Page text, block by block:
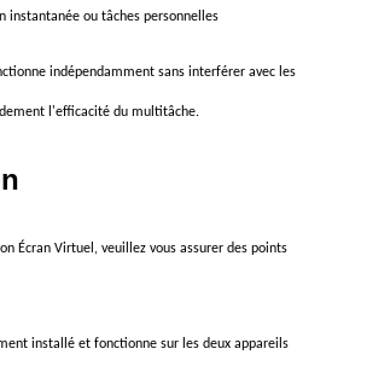
instantanée ou tâches personnelles
indépendamment sans interférer avec les
l'efficacité du multitâche.
Écran Virtuel, veuillez vous assurer des points
installé et fonctionne sur les deux appareils